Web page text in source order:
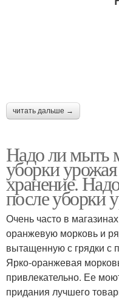
читать дальше →
Надо ли мыть
уборки
хранение.
после уборки
Очень часто в
оранжевую морковь и
вытащенную с грядки с
Ярко-оранжевая
привлекательно. Ее
придания лучшего